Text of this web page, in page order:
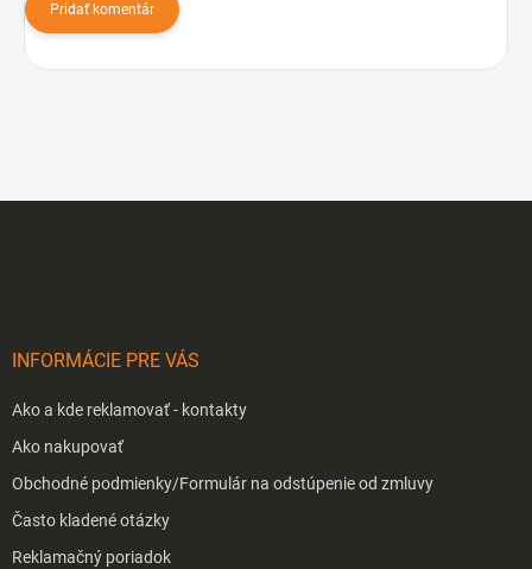
Pridať komentár
INFORMÁCIE PRE VÁS
Ako a kde reklamovať - kontakty
Ako nakupovať
Obchodné podmienky/Formulár na odstúpenie od zmluvy
Často kladené otázky
Reklamačný poriadok